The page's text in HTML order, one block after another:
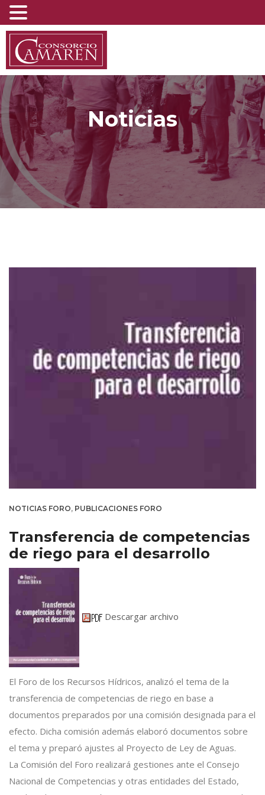
Noticias
NOTICIAS FORO, PUBLICACIONES FORO
Transferencia de competencias
de riego para el desarrollo
Descargar archivo
El Foro de los Recursos Hídricos, analizó el tema de la
transferencia de competencias de riego en base a
documentos preparados por una comisión designada para el
efecto. Dicha comisión además elaboró documentos sobre
el tema y preparó ajustes al Proyecto de Ley de Aguas.
La Comisión del Foro realizará gestiones ante el Consejo
Nacional de Competencias y otras entidades del Estado,